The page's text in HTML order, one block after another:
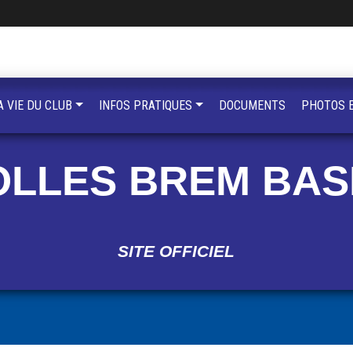
BREM
SITE OFFICIEL
VIE DU CLUB INFOS PRATIQUES DOCUMENTS PHOTOS